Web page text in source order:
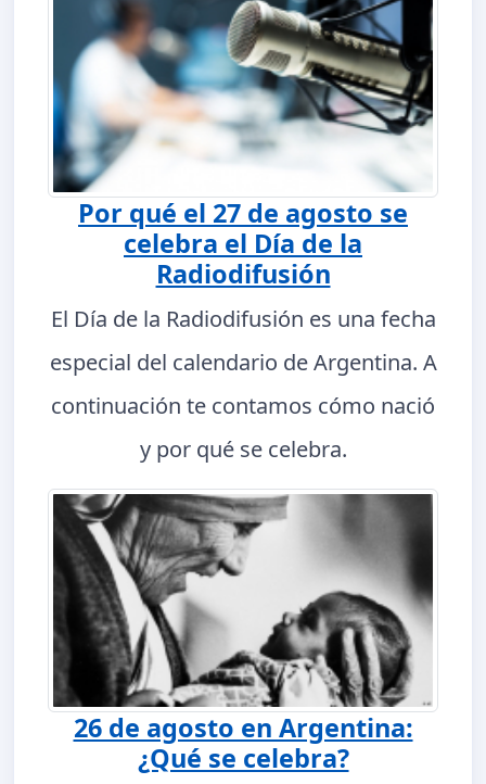
Por qué el 27 de agosto se
celebra el Día de la
Radiodifusión
El Día de la Radiodifusión es una fecha
especial del calendario de Argentina. A
continuación te contamos cómo nació
y por qué se celebra.
26 de agosto en Argentina:
¿Qué se celebra?